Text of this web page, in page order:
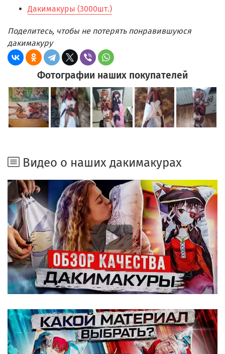
Дакимакуры (3000шт.)
Поделитесь, чтобы не потерять понравившуюся
дакимакуру
Фотографии наших покупателей
Видео о наших дакимакурах